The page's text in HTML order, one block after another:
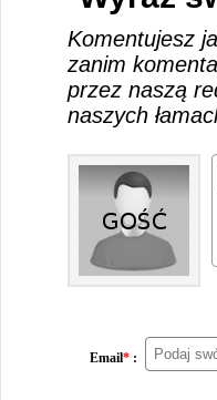
Komentujesz
zanim
przez naszą
naszych
Email* :